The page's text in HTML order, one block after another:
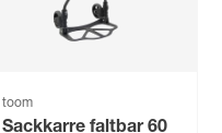
toom
Sackkarre faltbar 60